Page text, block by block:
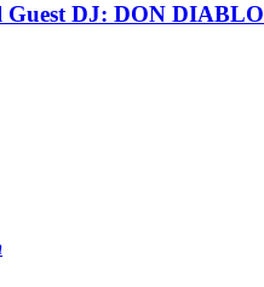
Guest DJ: DON DIABLO